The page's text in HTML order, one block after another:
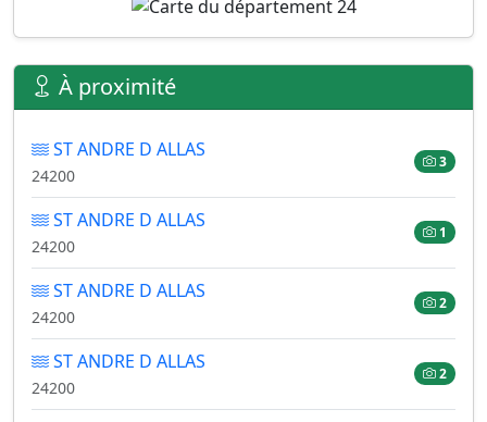
À proximité
ST ANDRE D ALLAS
24200
3
ST ANDRE D ALLAS
24200
1
ST ANDRE D ALLAS
24200
2
ST ANDRE D ALLAS
24200
2